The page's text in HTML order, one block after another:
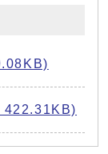
422.31KB)